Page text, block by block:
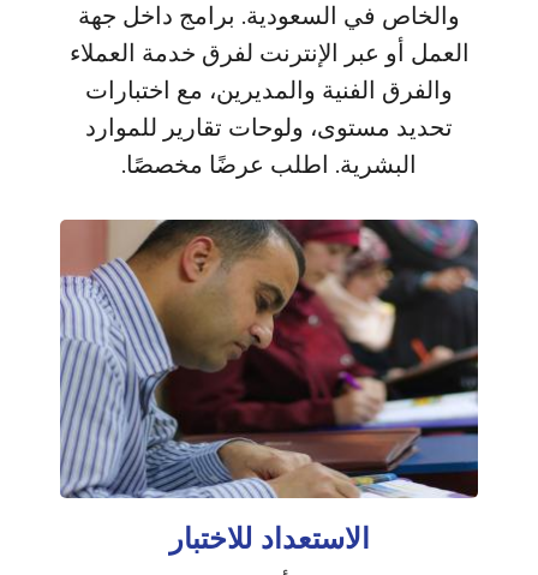
والخاص في السعودية. برامج داخل جهة
العمل أو عبر الإنترنت لفرق خدمة العملاء
والفرق الفنية والمديرين، مع اختبارات
تحديد مستوى، ولوحات تقارير للموارد
البشرية. اطلب عرضًا مخصصًا.
الاستعداد للاختبار